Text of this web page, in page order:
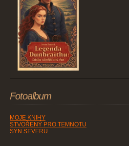
Fotoalbum
MOJE KNIHY
STVOŘENÝ PRO TEMNOTU
SYN SEVERU